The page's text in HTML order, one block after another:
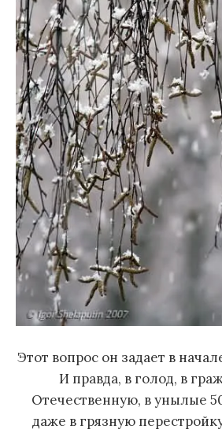
Этот вопрос он задает в
И правда, в голод, в
Отечественную, в унылые
даже в грязную